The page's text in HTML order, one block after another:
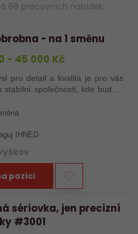
68 pracovních nabídek:
- na 1 směnu
- 45 000 Kč
pro detail a kvalita je pro vás
zajištění kvality výroby a
IHNED
pozici
sériovka, jen precizní
#3001